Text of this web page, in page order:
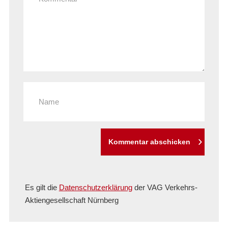
Kommentar abschicken
Es gilt die Datenschutzerklärungder VAG Verkehrs-
Aktiengesellschaft Nürnberg